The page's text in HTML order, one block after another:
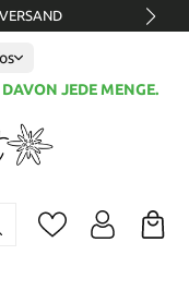
JEDE MENGE.